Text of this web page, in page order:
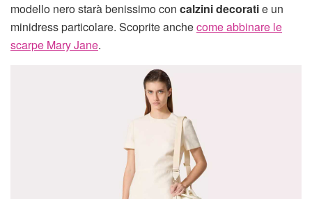
modello nero starà benissimo con calzini decoratie un
minidress particolare. Scoprite anchecome abbinare le
scarpe Mary Jane.